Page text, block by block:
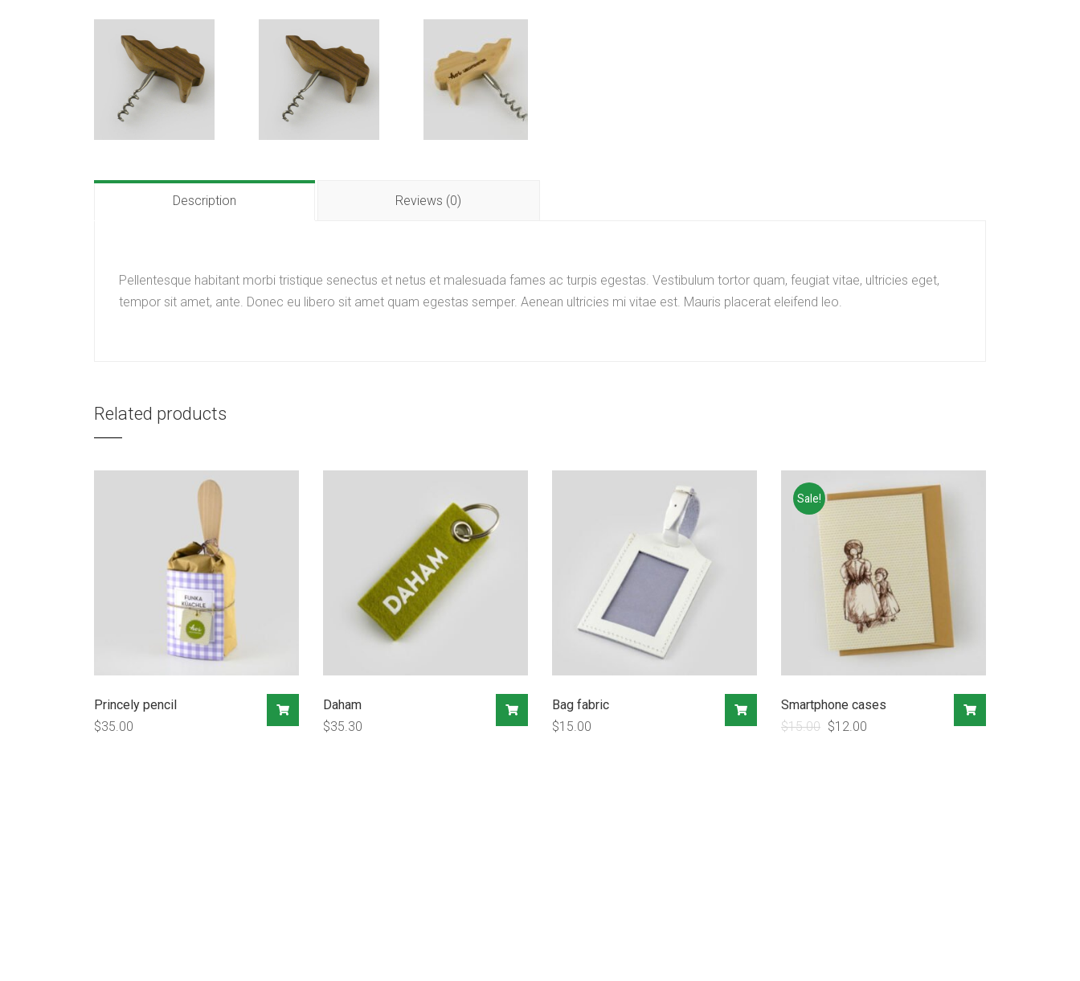
Description Reviews (0)
Pellentesque habitant morbi tristique senectus et netus et malesuada fames ac turpis egestas. Vestibulum tortor quam, feugiat vitae, ultricies eget,
tempor sit amet, ante. Donec eu libero sit amet quam egestas semper. Aenean ultricies mi vitae est. Mauris placerat eleifend leo.
Related products
Princely pencil
$35.00
Daham
$35.30
Bag fabric
$15.00
Sale!
Smartphone cases
$15.00 $12.00